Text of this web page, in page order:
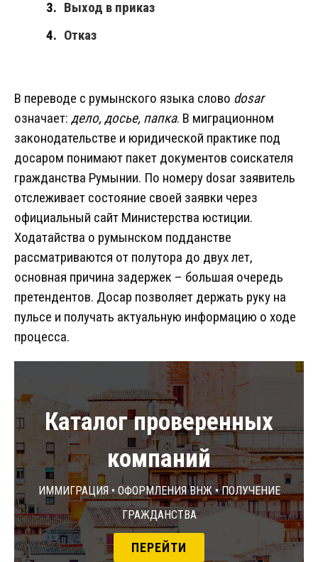
Выход в приказ
Отказ
В переводе с румынского языка слово dosar
означает: дело, досье, папка. В миграционном
законодательстве и юридической практике под
досаром понимают пакет документов соискателя
гражданства Румынии. По номеру dosar заявитель
отслеживает состояние своей заявки через
официальный сайт Министерства юстиции.
Ходатайства о румынском подданстве
рассматриваются от полутора до двух лет,
основная причина задержек – большая очередь
претендентов. Досар позволяет держать руку на
пульсе и получать актуальную информацию о ходе
процесса.
Каталог проверенных
компаний
Иммиграция • Оформления ВНЖ • Получение
гражданства
ПЕРЕЙТИ